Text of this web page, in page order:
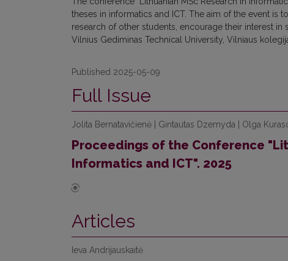
theses in informatics and ICT. The aim of the event is
research of other students, encourage their interest in
Vilnius Gediminas Technical University, Vilniaus
Published 2025-05-09
Full Issue
Jolita Bernatavičienė | Gintautas Dzemyda | Olga
Proceedings of the Conference
Informatics and ICT". 2025
Articles
Ieva Andrijauskaitė